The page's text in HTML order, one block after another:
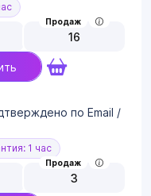
Продаж
16
по Email /
1 час
Продаж
3